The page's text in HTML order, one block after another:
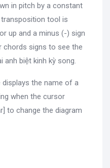
in pitch by a constant
tool is
up and a minus (-) sign
chords signs to see the
biệt kinh kỳ song.
displays the name of a
when the cursor
to change the diagram